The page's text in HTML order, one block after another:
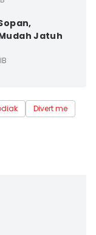
Jatuh
Divert me